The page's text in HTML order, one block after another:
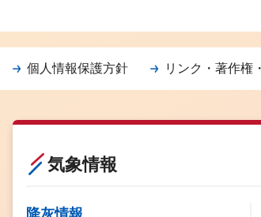
個人情報保護方針 リンク・著作権
気象情報
降灰情報